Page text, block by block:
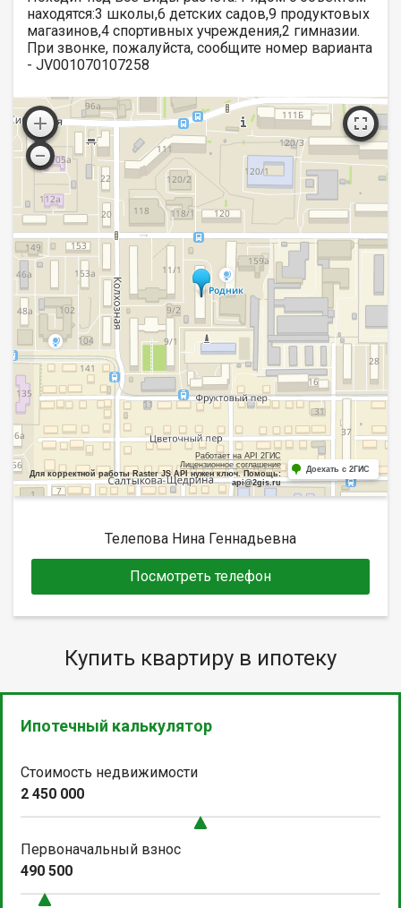
находятся:3 школы,6 детских садов,9 продуктовых
магазинов,4 спортивных учреждения,2 гимназии.
При звонке, пожалуйста, сообщите номер варианта
- JV001070107258
Работает на API 2ГИС
Лицензионное соглашение
Для корректной работы Raster JS API нужен ключ. Помощь:
api@2gis.ru
Доехать с 2ГИС
Телепова Нина Геннадьевна
Посмотреть телефон
Купить квартиру в ипотеку
Ипотечный калькулятор
Стоимость недвижимости
2 450 000
Первоначальный взнос
490 500